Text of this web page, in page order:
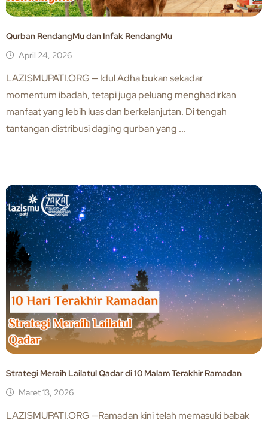
Qurban RendangMu dan Infak RendangMu
April 24, 2026
LAZISMUPATI.ORG — Idul Adha bukan sekadar
momentum ibadah, tetapi juga peluang menghadirkan
manfaat yang lebih luas dan berkelanjutan. Di tengah
tantangan distribusi daging qurban yang ...
Strategi Meraih Lailatul Qadar di 10 Malam Terakhir Ramadan
Maret 13, 2026
LAZISMUPATI.ORG —Ramadan kini telah memasuki babak